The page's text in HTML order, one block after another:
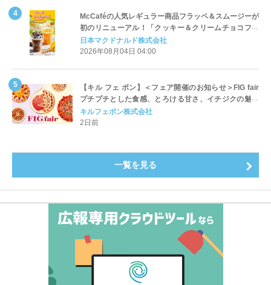
McCaféの人気レギュラー商品フラッペ＆スムージーが
初のリニューアル！「クッキー＆クリームチョコフラ
ッペ」「マンゴースムージー」8月5日（水）から販売
開始
日本マクドナルド株式会社
2026年08月04日 04:00
【キル フェ ボン】＜フェア開催のお知らせ＞FIG fair
プチプチとした食感、とろける甘さ、イチジクの魅力
をたっぷりと。新作を含め、イチジク尽くしの全4種が
登場8月20日（木）スタート
キルフェボン株式会社
2日前
一覧を見る